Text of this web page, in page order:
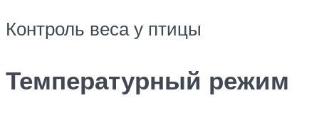
Контроль веса у птицы
Температурный режим